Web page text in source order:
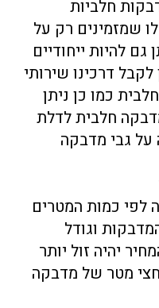
חלביות
שמזמינים רק על
להיות ייחודיים
לקבל דרכינו שירותי
כמו כן ניתן
חלבית לדלת
על גבי מדבקה
לפי כמות המטרים
וגודל
יהיה זול יותר
מטר של מדבקה